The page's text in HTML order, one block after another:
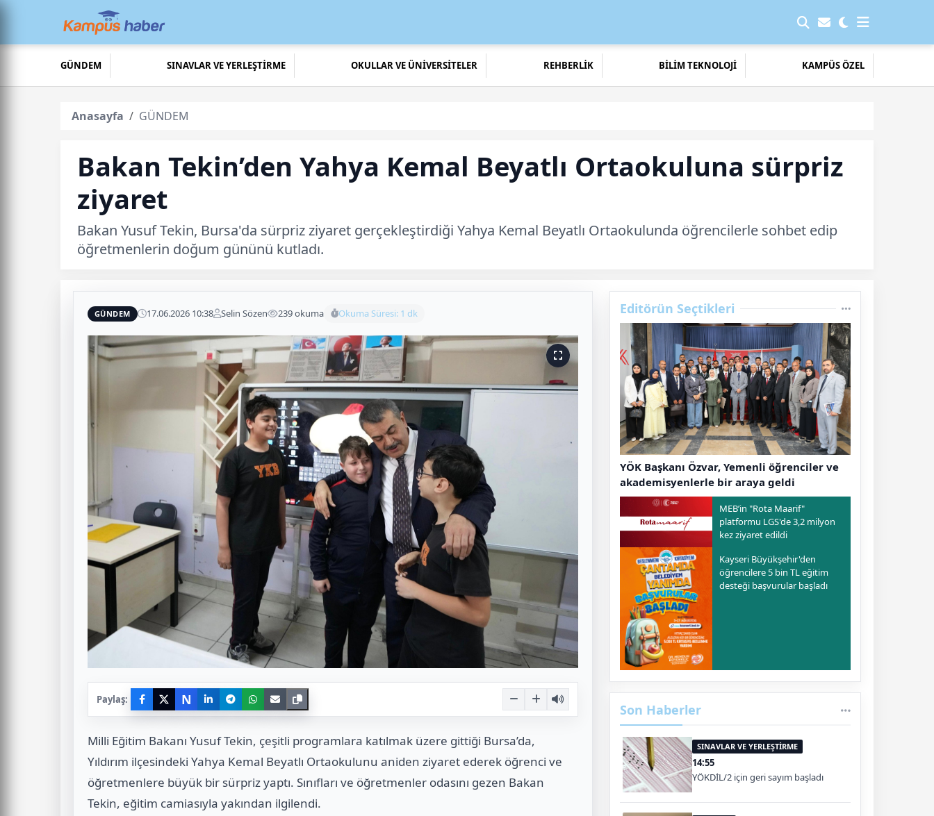
GÜNDEM SINAVLAR VE YERLEŞTİRME OKULLAR VE ÜNİVERSİTELER REHBERLİK BİLİM TEKNOLOJİ KAMPÜS ÖZEL
Anasayfa GÜNDEM
Bakan Tekin’den Yahya Kemal Beyatlı Ortaokuluna sürpriz
ziyaret
Bakan Yusuf Tekin, Bursa'da sürpriz ziyaret gerçekleştirdiği Yahya Kemal Beyatlı Ortaokulunda öğrencilerle sohbet edip
öğretmenlerin doğum gününü kutladı.
GÜNDEM 17.06.2026 10:38 Selin Sözen 239 okuma Okuma Süresi: 1 dk
Paylaş: N
Milli Eğitim Bakanı Yusuf Tekin, çeşitli programlara katılmak üzere gittiği Bursa’da,
Yıldırım ilçesindeki Yahya Kemal Beyatlı Ortaokulunu aniden ziyaret ederek öğrenci ve
öğretmenlere büyük bir sürpriz yaptı. Sınıfları ve öğretmenler odasını gezen Bakan
Tekin, eğitim camiasıyla yakından ilgilendi.
Editörün Seçtikleri
YÖK Başkanı Özvar, Yemenli öğrenciler ve
akademisyenlerle bir araya geldi
MEB’in "Rota Maarif"
platformu LGS'de 3,2 milyon
kez ziyaret edildi
Kayseri Büyükşehir'den
öğrencilere 5 bin TL eğitim
desteği başvurular başladı
Son Haberler
SINAVLAR VE YERLEŞTİRME
14:55
YÖKDİL/2 için geri sayım başladı